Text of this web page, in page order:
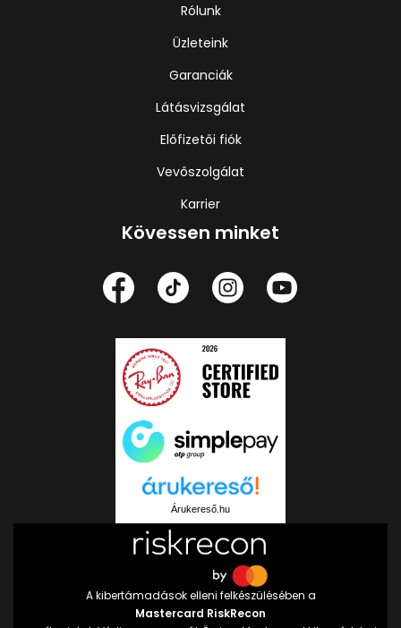
Rólunk
Üzleteink
Garanciák
Látásvizsgálat
Előfizetői fiók
Vevőszolgálat
Karrier
Kövessen minket
Árukereső.hu
A kibertámadások elleni felkészülésében a
Mastercard RiskRecon